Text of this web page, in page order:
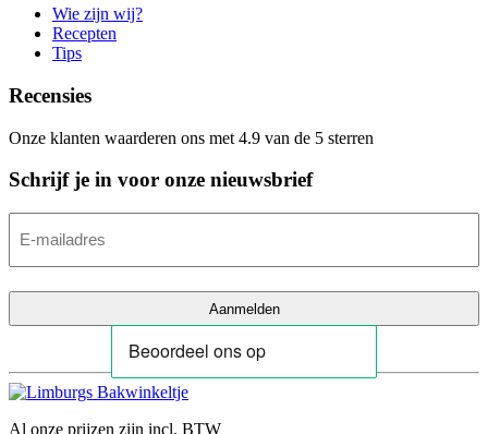
Wie zijn wij?
Recepten
Tips
Recensies
Onze klanten waarderen ons met 4.9 van de 5 sterren
Schrijf je in voor onze nieuwsbrief
mailadres
Al onze prijzen zijn incl. BTW